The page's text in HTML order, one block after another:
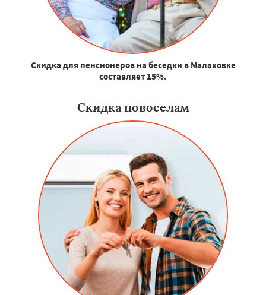
Скидка для пенсионеров на беседки в Малаховке
составляет 15%.
Скидка новоселам